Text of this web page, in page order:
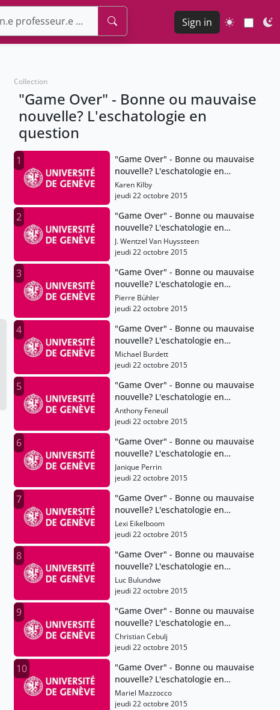
Sign in
Collection
"Game Over" - Bonne ou mauvaise
nouvelle? L'eschatologie en
question
1
"Game Over" - Bonne ou mauvaise
nouvelle? L'eschatologie en
question
Karen Kilby
jeudi 22 octobre 2015
2
"Game Over" - Bonne ou mauvaise
nouvelle? L'eschatologie en
question
J. Wentzel Van Huyssteen
jeudi 22 octobre 2015
3
"Game Over" - Bonne ou mauvaise
nouvelle? L'eschatologie en
question
Pierre Bühler
jeudi 22 octobre 2015
4
"Game Over" - Bonne ou mauvaise
nouvelle? L'eschatologie en
question
Michael Burdett
jeudi 22 octobre 2015
5
"Game Over" - Bonne ou mauvaise
nouvelle? L'eschatologie en
question
Anthony Feneuil
jeudi 22 octobre 2015
6
"Game Over" - Bonne ou mauvaise
nouvelle? L'eschatologie en
question
Janique Perrin
jeudi 22 octobre 2015
7
"Game Over" - Bonne ou mauvaise
nouvelle? L'eschatologie en
question
Lexi Eikelboom
jeudi 22 octobre 2015
8
"Game Over" - Bonne ou mauvaise
nouvelle? L'eschatologie en
question
Luc Bulundwe
jeudi 22 octobre 2015
9
"Game Over" - Bonne ou mauvaise
nouvelle? L'eschatologie en
question
Christian Cebulj
jeudi 22 octobre 2015
10
"Game Over" - Bonne ou mauvaise
nouvelle? L'eschatologie en
question
Mariel Mazzocco
jeudi 22 octobre 2015